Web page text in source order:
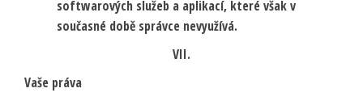
softwarových služeb a aplikací, které však v
současné době správce nevyužívá.
VII.
Vaše práva